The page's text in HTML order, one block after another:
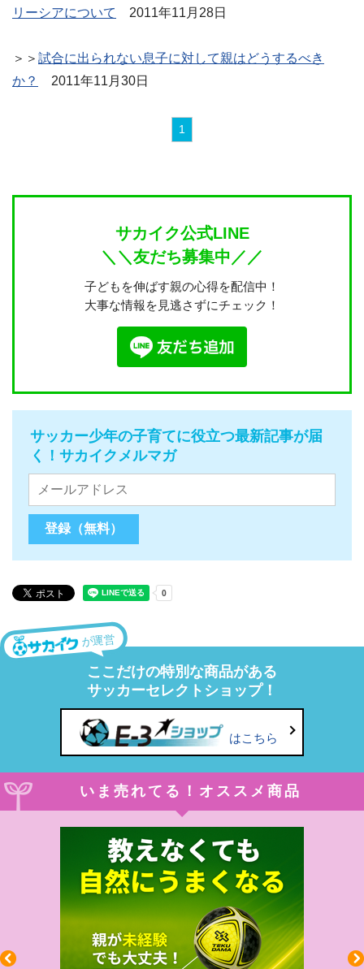
リーシアについて
2011年11月28日
＞＞ 試合に出られない息子に対して親はどうするべき
か？
2011年11月30日
1
サカイク公式LINE
＼＼友だち募集中／／
子どもを伸ばす親の心得を配信中！
大事な情報を見逃さずにチェック！
サッカー少年の子育てに役立つ最新記事が届
く！サカイクメルマガ
が運営
ここだけの特別な商品がある
サッカーセレクトショップ！
はこちら
いま売れてる！オススメ商品